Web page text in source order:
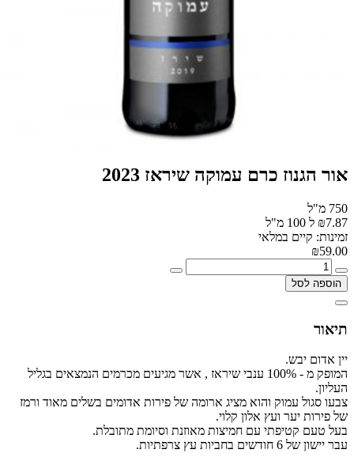
אור הגנוז כרם עמוקה שיראז 2023
750 מ"ל
₪7.87 ל 100 מ"ל
זמינות: קיים במלאי
₪59.00
הוספה לסל
תיאור
יין אדום יבש.
המופק מ - 100% ענבי שיראז , אשר מגיעים מכרמים הנמצאים בגליל
העליון.
צבעו סגול עמוק והוא מציג ארומה של פירות אדומים בשלים מאוד ורמז
של פירות יער ועץ אלון קלוי.
בעל טעם קטיפתי עם חמיצות מאוזנת וסיומת מתובלת.
עבר יישון של 6 חודשים בחביות עץ צרפתיות.